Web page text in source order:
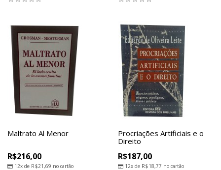
Maltrato Al Menor
R$216,00
12x de R$21,69 no cartão
Procriações Artificiais e o
Direito
R$187,00
12x de R$18,77 no cartão